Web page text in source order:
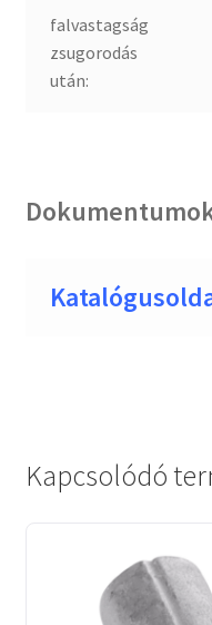
falvastagság
zsugorodás
után:
Kapcsolódó